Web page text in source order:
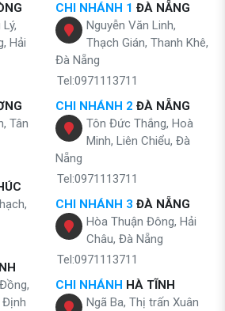
Hải
Tân
Định
CHI NHÁNH 1 ĐÀ NẴNG
Nguyễn Văn Linh,
Thạch Gián, Thanh Khê,
Đà Nẵng
Tel:0971113711
CHI NHÁNH 2 ĐÀ NẴNG
Tôn Đức Thắng, Hoà
Minh, Liên Chiểu, Đà
Nẵng
Tel:0971113711
CHI NHÁNH 3 ĐÀ NẴNG
Hòa Thuận Đông, Hải
Châu, Đà Nẵng
Tel:0971113711
CHI NHÁNH HÀ TĨNH
Ngã Ba, Thị trấn Xuân